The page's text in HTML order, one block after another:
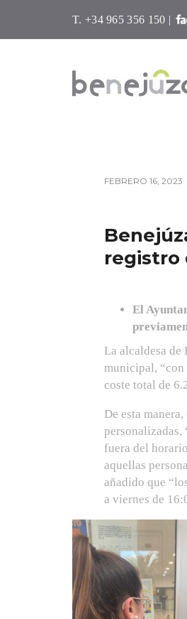
T. +34 965 356 150 |
FEBRERO 16, 2023
registro
El
La alcaldesa de
municipal, “con
coste total de
De esta
fuera del
aquellas
añadido que
a viernes de